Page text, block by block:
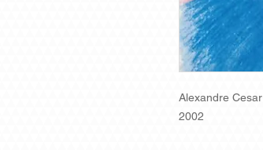
Alexandre Cesar
2002